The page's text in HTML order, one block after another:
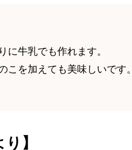
に牛乳でも作れます。
こを加えても美味しいで
り】